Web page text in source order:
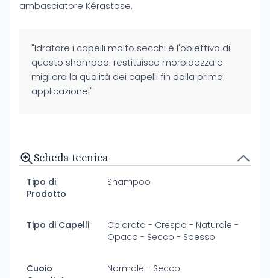
ambasciatore Kérastase.
"Idratare i capelli molto secchi è l'obiettivo di
questo shampoo: restituisce morbidezza e
migliora la qualità dei capelli fin dalla prima
applicazione!"
Scheda tecnica
Tipo di
Prodotto
Shampoo
Tipo di Capelli
Colorato - Crespo - Naturale -
Opaco - Secco - Spesso
Cuoio
Normale - Secco